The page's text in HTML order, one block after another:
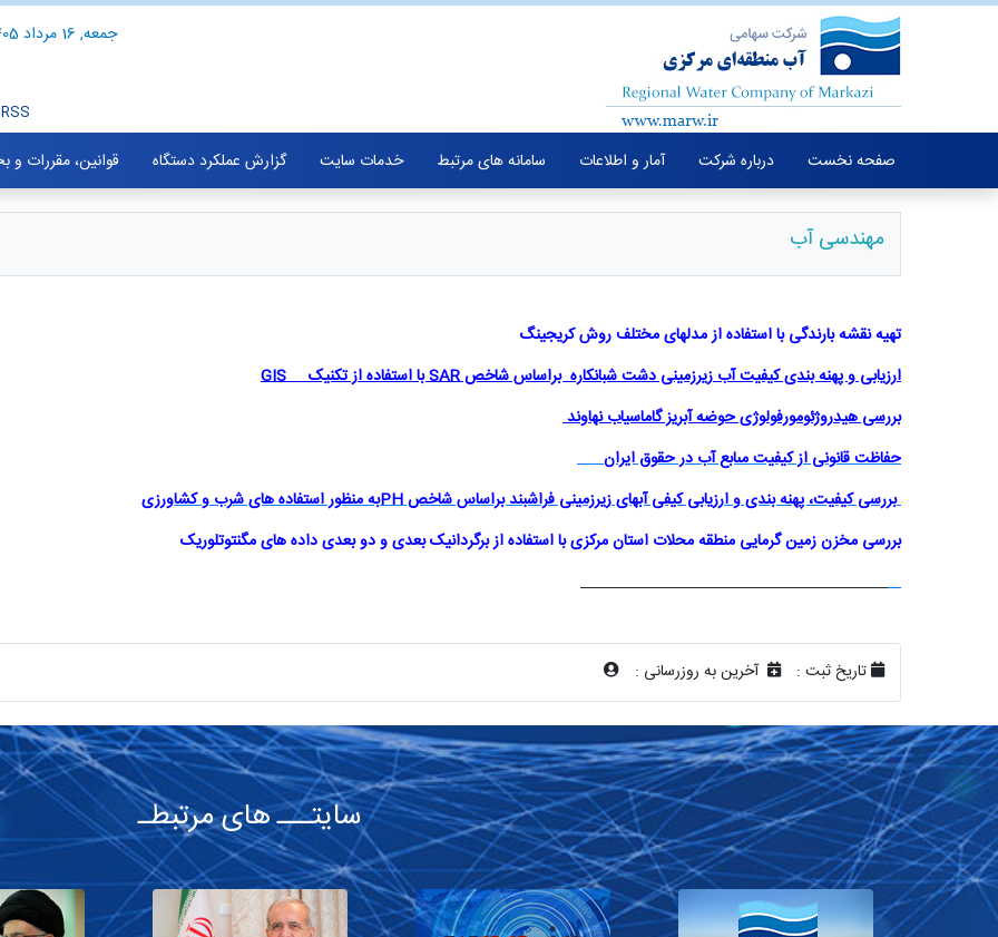
جمعه, 16 مرداد 1405
RSS
صفحه نخست درباره شرکت آمار و اطلاعات سامانه های مرتبط خدمات سایت گزارش عملکرد دستگاه قوانین، مقررات و
مهندسی آب
تهیه نقشه بارندگی با استفاده از مدل­های مختلف روش کریجینگ
ارزیابی و پهنه بندی کیفیت آب زیرزمینی دشت شبانکاره براساس شاخصSARبا استفاده از تکنیک
GIS
بررسی هیدروژئومورفولوژی حوضه آبریز گاماسیاب نهاوند
حفاظت قانونی از کیفیت مىابع آب در حقوق ایران
بررسی کیفیت، پهنه بندی و ارزیابی کیفی آبهای زیرزمینی فراشبند براساس شاخصPHبه منظور استفاده های شرب و کشاورزی
بررسی مخزنزمینگرمایی منطقهمحلات استانمرکزیبااستفادهازبرگردانیکبعدی و دو بعدیدادههایمگنتوتلوریک
تاریخ ثبت : آخرین به روزرسانی :
سایتـــ های مرتبطـ